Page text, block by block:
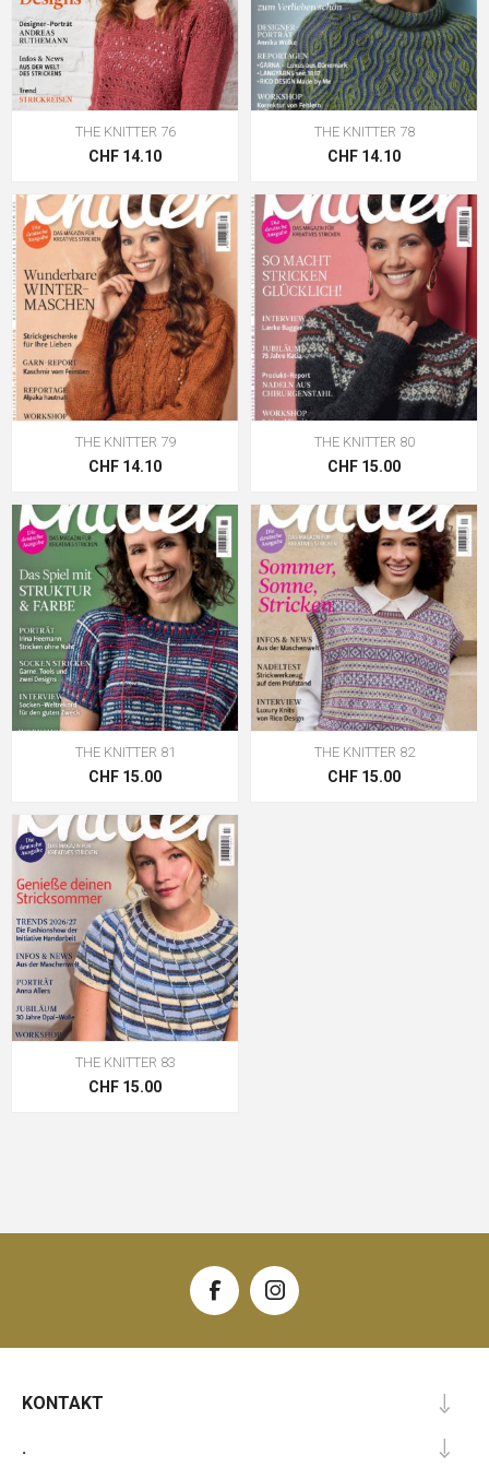
THE KNITTER 76
CHF 14.10
THE KNITTER 78
CHF 14.10
THE KNITTER 79
CHF 14.10
THE KNITTER 80
CHF 15.00
THE KNITTER 81
CHF 15.00
THE KNITTER 82
CHF 15.00
THE KNITTER 83
CHF 15.00
KONTAKT
.